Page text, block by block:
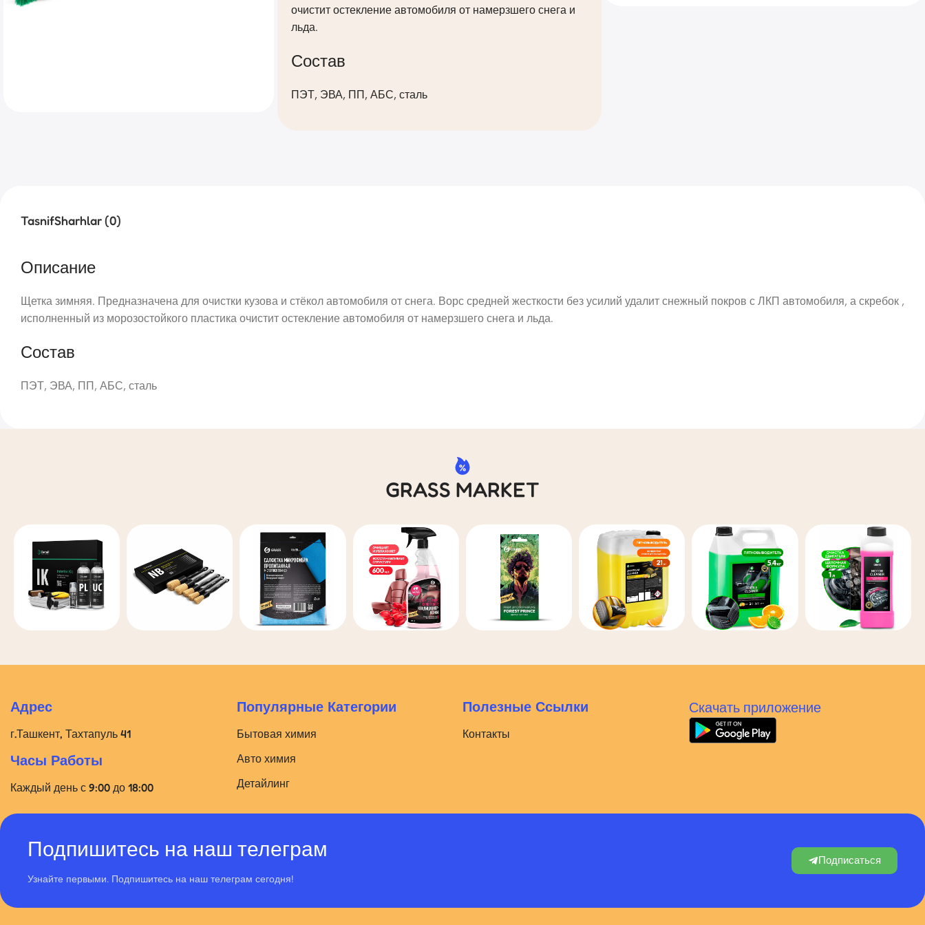
очистит остекление автомобиля от намерзшего снега и
льда.
Состав
ПЭТ, ЭВА, ПП, АБС, сталь
TasnifSharhlar (0)
Описание
Щетка зимняя. Предназначена для очистки кузова и стёкол автомобиля от снега. Ворс средней жесткости без усилий удалит снежный покров с ЛКП автомобиля, а скребок ,
исполненный из морозостойкого пластика очистит остекление автомобиля от намерзшего снега и льда.
Состав
ПЭТ, ЭВА, ПП, АБС, сталь
GRASS MARKET
Адрес
г.Ташкент, Тахтапуль 41
Часы Работы
Каждый день с 9:00 до 18:00
Популярные Категории
Бытовая химия
Авто химия
Детайлинг
Полезные Ссылки
Контакты
Скачать приложение
Подпишитесь на наш телеграм
Узнайте первыми. Подпишитесь на наш телеграм сегодня!
Подписаться